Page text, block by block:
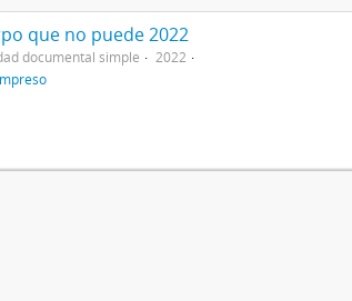
que no puede 2022
documental simple
2022